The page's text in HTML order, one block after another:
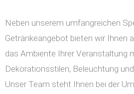
Neben unserem umfangreichen
Getränkeangebot bieten wir Ihnen
das Ambiente Ihrer Veranstaltung
Dekorationsstilen, Beleuchtung
Unser Team steht Ihnen bei der